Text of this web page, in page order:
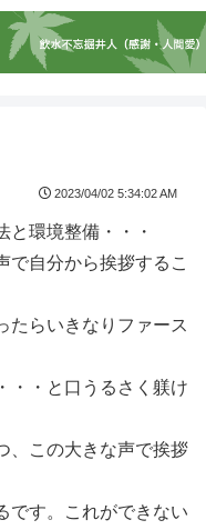
2023/04/02 5:34:02 AM
と環境整備・・・
で自分から挨拶するこ
たらいきなりファース
・・と口うるさく躾け
、この大きな声で挨拶
です。これができない